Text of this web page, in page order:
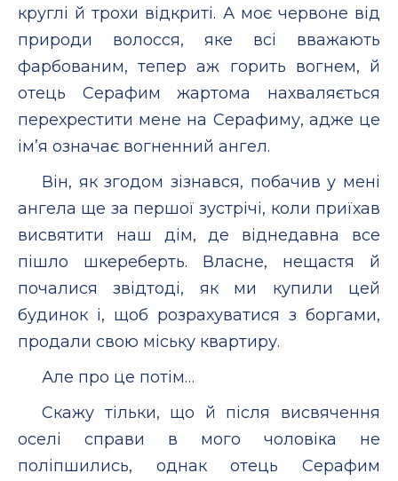
круглі й трохи відкриті. А моє червоне від
природи волосся, яке всі вважають
фарбованим, тепер аж горить вогнем, й
отець Серафим жартома нахваляється
перехрестити мене на Серафиму, адже це
ім’я означає вогненний ангел.
Він, як згодом зізнався, побачив у мені
ангела ще за першої зустрічі, коли приїхав
висвятити наш дім, де віднедавна все
пішло шкереберть. Власне, нещастя й
почалися звідтоді, як ми купили цей
будинок і, щоб розрахуватися з боргами,
продали свою міську квартиру.
Але про це потім…
Скажу тільки, що й після висвячення
оселі справи в мого чоловіка не
поліпшились, однак отець Серафим